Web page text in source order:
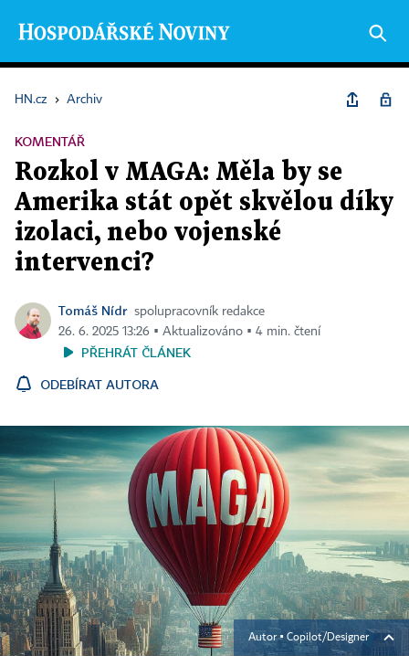
HN.cz › Archiv
KOMENTÁŘ
Rozkol v MAGA: Měla by se
Amerika stát opět skvělou díky
izolaci, nebo vojenské
intervenci?
Tomáš Nídr spolupracovník redakce
26. 6. 2025 13:26 ▪ Aktualizováno ▪ 4 min. čtení
PŘEHRÁT ČLÁNEK
ODEBÍRAT AUTORA
Autor ▪ Copilot/Designer